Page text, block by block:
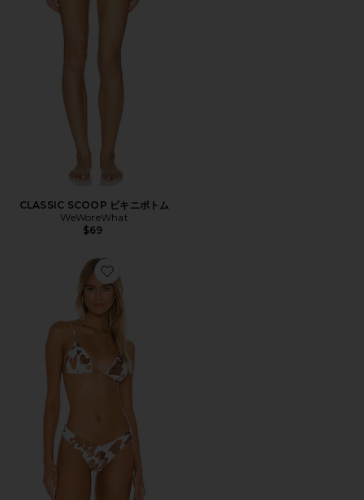
CLASSIC SCOOP ビキニボトム
WeWoreWhat
$69
Favorite COOPER BOW ビキニトップ